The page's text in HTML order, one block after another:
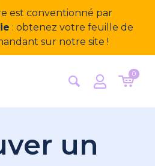
notre nouveau site
avons hâte d'avoir vos
0
un